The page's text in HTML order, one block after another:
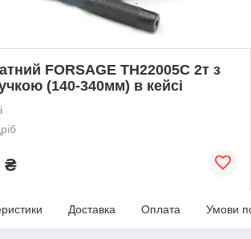
FORSAGE TH22005C 2т з
(140-340мм) в кейсі
₴
Доставка Оплата Умови